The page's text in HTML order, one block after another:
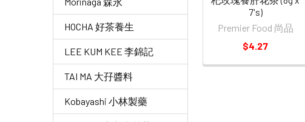
HOCHA 好茶養生
LEE KUM KEE 李錦記
TAI MA 大孖醬料
Kobayashi 小林製藥
7's)
Premier Food 尚品
$4.27